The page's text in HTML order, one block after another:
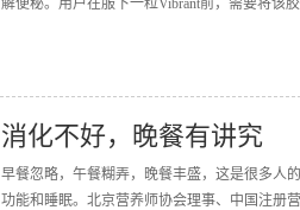
解便秘。用户在服下一粒Vibrant前，需要将该
消化不好，晚餐有讲究
早餐忽略，午餐糊弄，晚餐丰盛，这是很多人
功能和睡眠。北京营养师协会理事、中国注册